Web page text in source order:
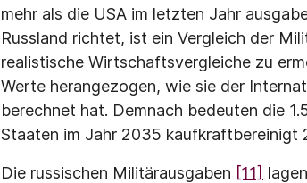
mehr als die USA im letzten Jahr
Russland richtet, ist ein Vergleich der
realistische Wirtschaftsvergleiche zu
Werte herangezogen, wie sie der
berechnet hat. Demnach bedeuten die
Staaten im Jahr 2035 kaufkraftbereinigt
Die russischen Militärausgaben [11]